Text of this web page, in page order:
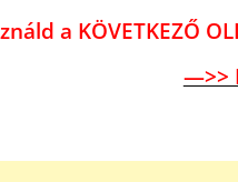
a KÖVETKEZŐ
—>>